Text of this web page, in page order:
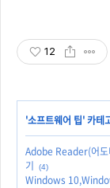
12
'소프트웨어 팁' 카테
Adobe Reader(어도
기
(4)
Windows